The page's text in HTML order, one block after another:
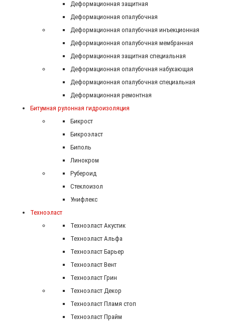
Деформационная защитная
Деформационная опалубочная
Деформационная опалубочная инъекционная
Деформационная опалубочная мембранная
Деформационная защитная специальная
Деформационная опалубочная набухающая
Деформационная опалубочная специальная
Деформационная ремонтная
Битумная рулонная гидроизоляция
Бикрост
Бикроэласт
Биполь
Линокром
Рубероид
Стеклоизол
Унифлекс
Техноэласт
Техноэласт Акустик
Техноэласт Альфа
Техноэласт Барьер
Техноэласт Вент
Техноэласт Грин
Техноэласт Декор
Техноэласт Пламя стоп
Техноэласт Прайм